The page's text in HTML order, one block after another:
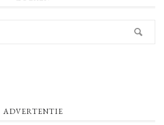
ADVERTENTIE